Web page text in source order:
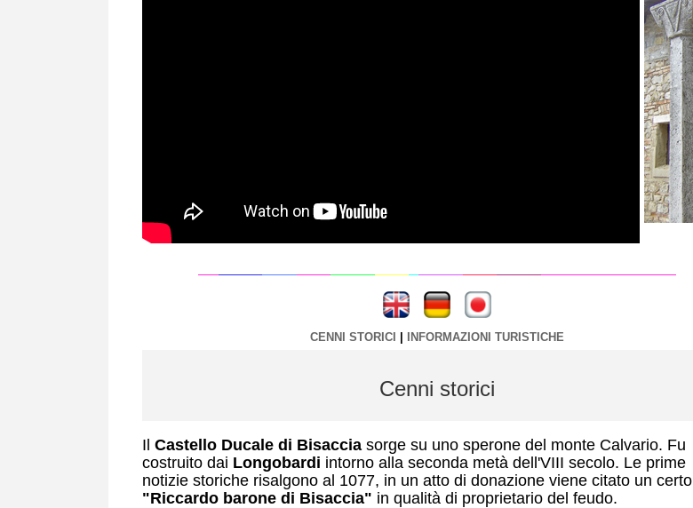
CENNI STORICI | INFORMAZIONI TURISTICHE
Cenni storici
Il Castello Ducale di Bisacciasorge su uno sperone del monte Calvario. Fu
costruito dai Longobardi intorno alla seconda metà dell'VIII secolo. Le prime
notizie storiche risalgono al 1077, in un atto di donazione viene citato un certo
"Riccardo barone di Bisaccia" in qualità di proprietario del feudo.